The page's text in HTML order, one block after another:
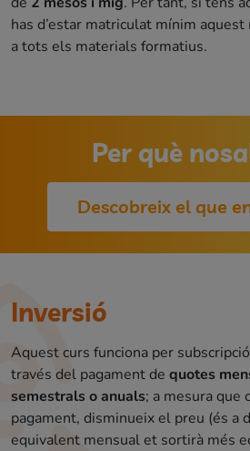
has d’estar matriculat mínim
a tots els materials formatius.
Per què
Descobreix el que
Inversió
Aquest curs funciona per
través del pagament de quotes
semestrals o anuals; a mesura que
pagament, disminueix el preu (és a
equivalent mensual et sortirà més